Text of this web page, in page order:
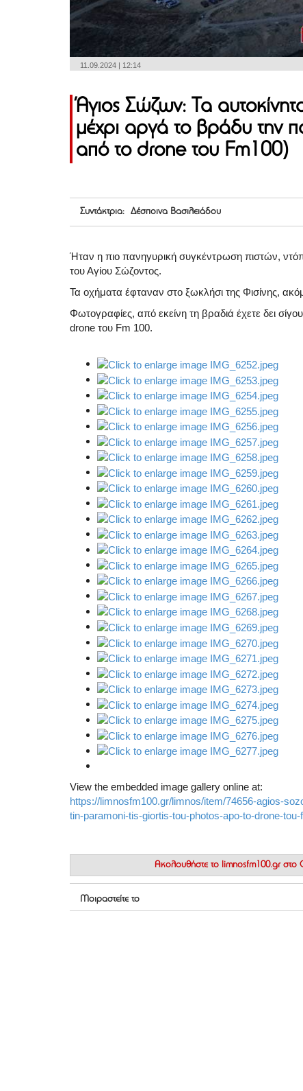
11.09.2024 | 12:14
Άγιος Σώζων: Τα
μέχρι αργά το βράδυ την
από το drone του Fm100)
Συντάκτρια: Δέσποινα Βασιλειάδου
Ήταν η πιο πανηγυρική συγκέντρωση πιστών,
του Αγίου Σώζοντος.
Τα οχήματα έφταναν στο ξωκλήσι της Φισίνης,
Φωτογραφίες, από εκείνη τη βραδιά έχετε δει
drone του Fm 100.
View the embedded image gallery online at:
https://limnosfm100.gr/limnos/item/74656-agios-
tin-paramoni-tis-giortis-tou-photos-apo-to-drone-
Ακολουθήστε το limnosfm100.gr στο
Μοιραστείτε το